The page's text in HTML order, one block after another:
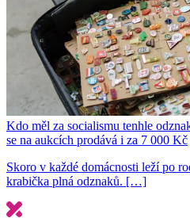
Kdo měl za socialismu tenhle
se na aukcích prodává i za 7 000 Kč
Skoro v každé domácnosti leží po
krabička plná odznaků. […]